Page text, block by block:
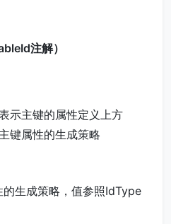
注解）
示主键的属性定义上方
键属性的生成策略
的生成策略，值参照IdType